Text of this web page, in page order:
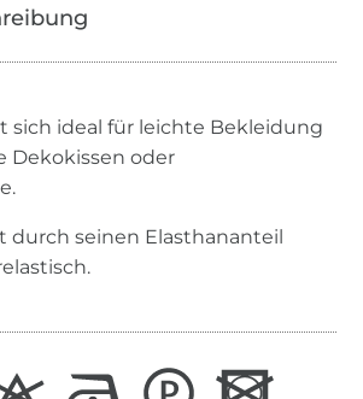
sich ideal für leichte Bekleidung
Dekokissen oder
durch seinen Elasthananteil